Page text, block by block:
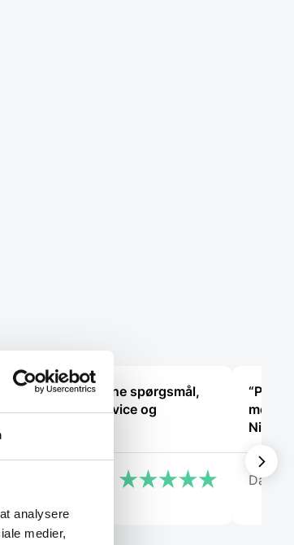
analysere
medier,
“Jeg fik svar på mine spørgsmål,
og der var god service og
Nice
Darut